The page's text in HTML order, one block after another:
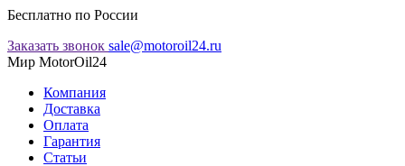
Бесплатно по России
Заказать звонок sale@motoroil24.ru
Мир MotorOil24
Компания
Доставка
Оплата
Гарантия
Статьи